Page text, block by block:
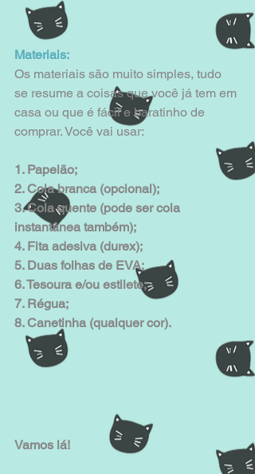
Materiais:
Os materiais são muito simples, tudo
se resume a coisas que você já tem em
casa ou que é fácil e baratinho de
comprar. Você vai usar:
1. Papelão;
2. Cola branca (opcional);
3. Cola quente (pode ser cola
instantânea também);
4. Fita adesiva (durex);
5. Duas folhas de EVA;
6. Tesoura e/ou estilete;
7. Régua;
8. Canetinha (qualquer cor).
Vamos lá!